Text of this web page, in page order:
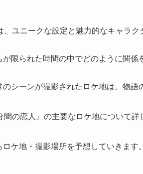
、ユニークな設定と魅力的なキャラク
限られた時間の中でどのように関係
シーンが撮影されたロケ地は、物語
の恋人』の主要なロケ地について詳
ケ地・撮影場所を予想していきます。